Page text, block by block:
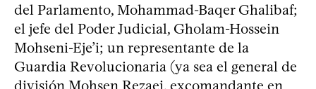
del Parlamento, Mohammad-Baqer Ghalibaf;
el jefe del Poder Judicial, Gholam-Hossein
Mohseni-Eje’i; un representante de la
Guardia Revolucionaria (ya sea el general de
división Mohsen Rezaei, excomandante en